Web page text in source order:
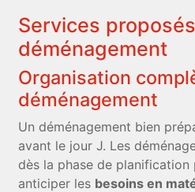
Services
déménagement
Organisation
déménagement
Un déménagement bien
avant le jour J. Les
dès la phase de
anticiper les besoins en